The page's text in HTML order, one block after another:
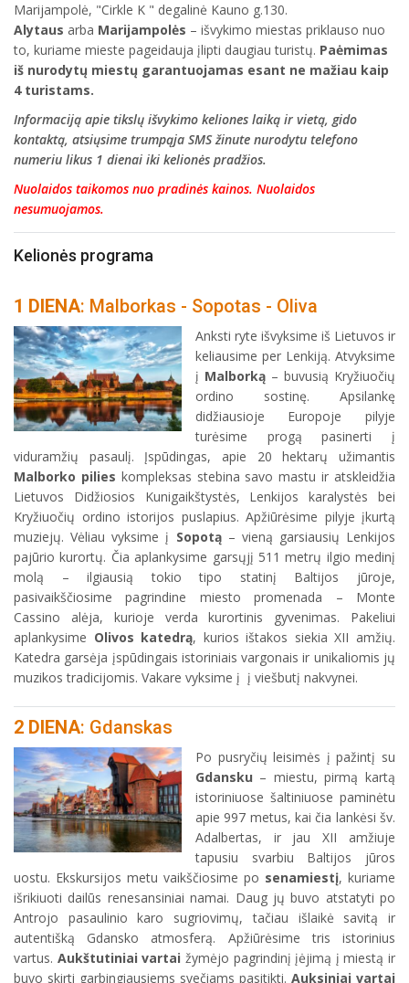
Marijampolė, "Cirkle K " degalinė Kauno g.130.
Alytaus arba Marijampolės – išvykimo miestas priklauso nuo
to, kuriame mieste pageidauja įlipti daugiau turistų. Paėmimas
iš nurodytų miestų garantuojamas esant ne mažiau kaip
4 turistams.
Informaciją apie tikslų išvykimo keliones laiką ir vietą, gido
kontaktą, atsiųsime trumpąja SMS žinute nurodytu telefono
numeriu likus 1 dienai iki kelionės pradžios.
Nuolaidos taikomos nuo pradinės kainos. Nuolaidos
nesumuojamos.
Kelionės programa
1 DIENA: Malborkas - Sopotas - Oliva
Anksti ryte išvyksime iš Lietuvos ir
keliausime per Lenkiją. Atvyksime
į Malborką– buvusią Kryžiuočių
ordino sostinę. Apsilankę
didžiausioje Europoje pilyje
turėsime progą pasinerti į
viduramžių pasaulį. Įspūdingas, apie 20 hektarų užimantis
Malborko pilies kompleksas stebina savo mastu ir atskleidžia
Lietuvos Didžiosios Kunigaikštystės, Lenkijos karalystės bei
Kryžiuočių ordino istorijos puslapius. Apžiūrėsime pilyje įkurtą
muziejų. Vėliau vyksime į Sopotą– vieną garsiausių Lenkijos
pajūrio kurortų. Čia aplankysime garsųjį 511 metrų ilgio medinį
molą – ilgiausią tokio tipo statinį Baltijos jūroje,
pasivaikščiosime pagrindine miesto promenada – Monte
Cassino alėja, kurioje verda kurortinis gyvenimas. Pakeliui
aplankysime Olivos katedrą, kurios ištakos siekia XII amžių.
Katedra garsėja įspūdingais istoriniais vargonais ir unikaliomis jų
muzikos tradicijomis. Vakare vyksime į į viešbutį nakvynei.
2 DIENA: Gdanskas
Po pusryčių leisimės į pažintį su
Gdansku – miestu, pirmą kartą
istoriniuose šaltiniuose paminėtu
apie 997 metus, kai čia lankėsi šv.
Adalbertas, ir jau XII amžiuje
tapusiu svarbiu Baltijos jūros
uostu. Ekskursijos metu vaikščiosime po senamiestį, kuriame
išrikiuoti dailūs renesansiniai namai. Daug jų buvo atstatyti po
Antrojo pasaulinio karo sugriovimų, tačiau išlaikė savitą ir
autentišką Gdansko atmosferą. Apžiūrėsime tris istorinius
vartus. Aukštutiniai vartai žymėjo pagrindinį įėjimą į miestą ir
buvo skirti garbingiausiems svečiams pasitikti. Auksiniai vartai